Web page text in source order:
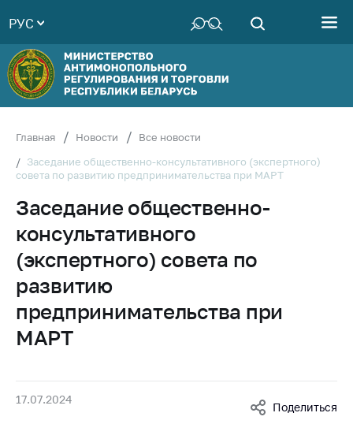
Руководство
Структура
Министерства
Территориальные
Законодательство
Антикоррупционная
деятельность
Общественно-
консультативный
совет
Соискателям
Награждения
товарная биржа
РУС
Главная Новости
Все новости
Заседание общественно-консультативного (экспертного)
совета по развитию предпринимательства при МАРТ
Заседание общественно-
консультативного
(экспертного) совета по
развитию
предпринимательства при
МАРТ
17.07.2024
Поделиться